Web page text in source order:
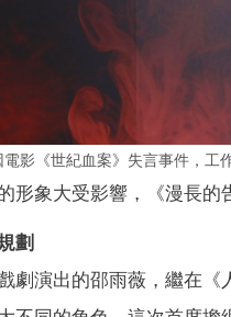
影《世紀血案》失言事件，工
形象大受影響，《漫長的
劃
劇演出的邵雨薇，繼在《